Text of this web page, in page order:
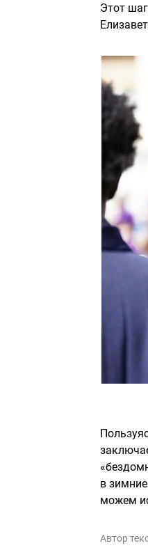
Этот
в
можем
Автор